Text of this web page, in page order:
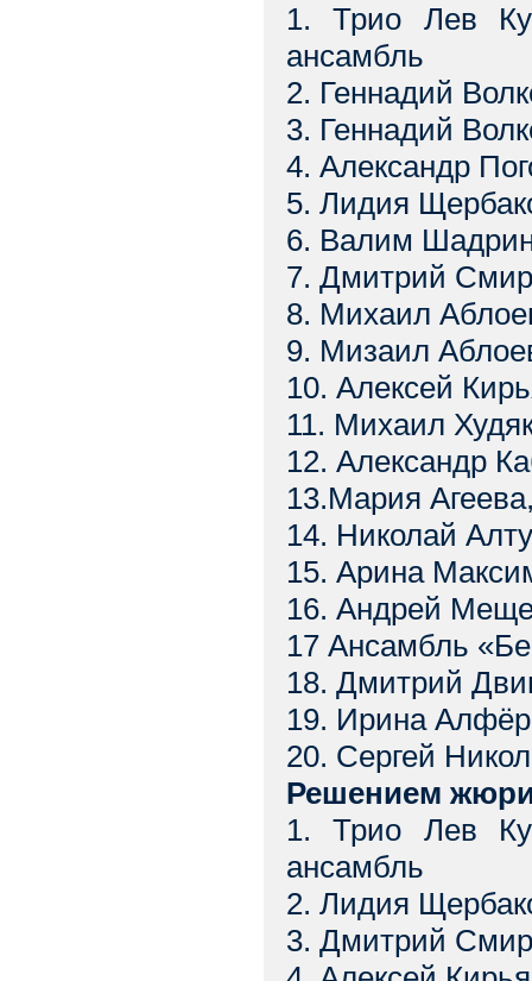
1. Трио Лев
ансамбль
2. Геннадий
3. Геннадий
4. Александр
5. Лидия
6. Валим
7. Дмитрий
8. Михаил
9. Мизаил
10. Алексей
11. Михаил
12. Александр
13.Мария
14. Николай
15. Арина
16. Андрей
17 Ансамбль
18. Дмитрий
19. Ирина
20. Сергей
Решением жюри
1. Трио Лев
ансамбль
2. Лидия
3. Дмитрий